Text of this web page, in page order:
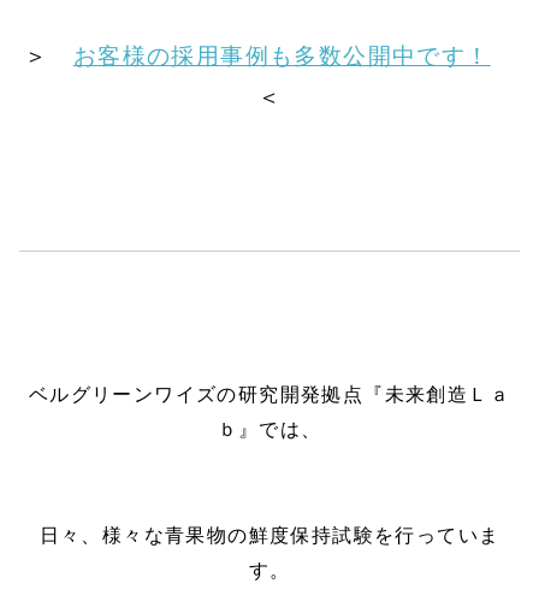
＞
お客様の採用事例も多数公開中です！
＜
ベルグリーンワイズの研究開発拠点『未来創造Ｌａ
ｂ』では、
日々、様々な青果物の鮮度保持試験を行っていま
す。